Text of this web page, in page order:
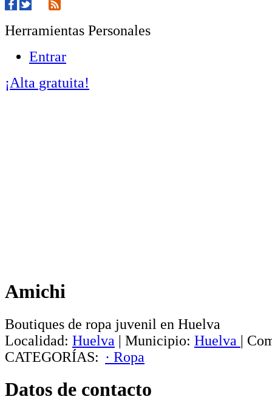
Herramientas Personales
Entrar
¡Alta gratuita!
Amichi
Boutiques de ropa juvenil en Huelva
Localidad: Huelva | Municipio: Huelva |
CATEGORÍAS: · Ropa
Datos de contacto